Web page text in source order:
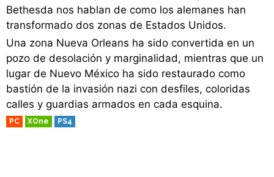
Bethesda nos hablan de como los alemanes han
transformado dos zonas de Estados Unidos.
Una zona Nueva Orleans ha sido convertida en un
pozo de desolación y marginalidad, mientras que un
lugar de Nuevo México ha sido restaurado como
bastión de la invasión nazi con desfiles, coloridas
calles y guardias armados en cada esquina.
PC XOne PS4